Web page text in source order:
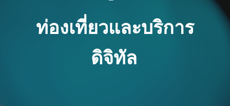
ท่องเที่ยวและบริการ
ดิจิทัล